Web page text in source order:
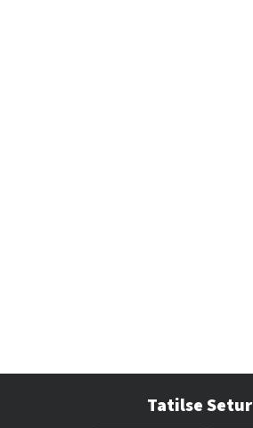
Tatilse Setur